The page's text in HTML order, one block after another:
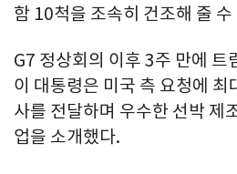
함 10척을 조속히 건조해 줄
G7 정상회의 이후 3주 만에 트
이 대통령은 미국 측 요청에 최
사를 전달하며 우수한 선박 제
업을 소개했다.